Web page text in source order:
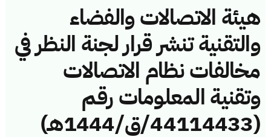
هيئة الاتصالات والفضاء
والتقنية تنشر قرار لجنة النظر في
مخالفات نظام الاتصالات
وتقنية المعلومات رقم
(44114433/ق/1444هـ)